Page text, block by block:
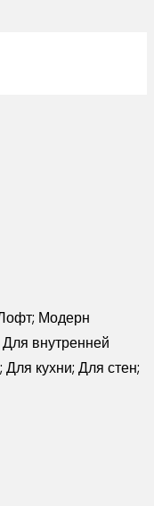
Модерн
внутренней
кухни; Для стен;